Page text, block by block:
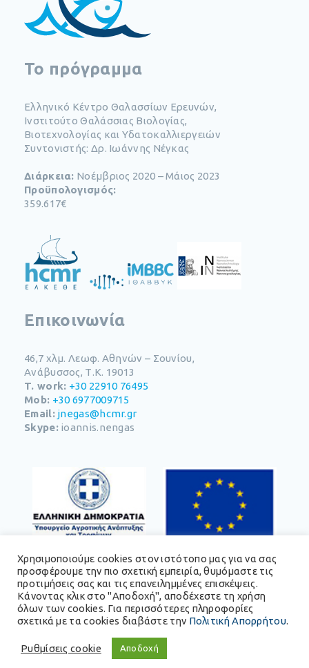
To πρόγραμμα
Ελληνικό Κέντρο Θαλασσίων Ερευνών,
Ινστιτούτο Θαλάσσιας Βιολογίας,
Βιοτεχνολογίας και Υδατοκαλλιεργειών
Συντονιστής: Δρ. Ιωάννης Νέγκας
Διάρκεια: Νοέμβριος 2020 – Μάιος 2023
Προϋπολογισμός:
359.617€
Επικοινωνία
46,7 χλμ. Λεωφ. Αθηνών – Σουνίου​,
Ανάβυσσος, Τ.Κ. 19013
T. work: +30 22910 76495
Mob: +30 6977009715
Email: jnegas@hcmr.gr
Skype:ioannis.nengas
Χρησιμοποιούμε cookies στον ιστότοπο μας για να σας
προσφέρουμε την πιο σχετική εμπειρία, θυμόμαστε τις
προτιμήσεις σας και τις επανειλημμένες επισκέψεις.
Κάνοντας κλικ στο "Αποδοχή", αποδέχεστε τη χρήση
όλων των cookies. Για περισσότερες πληροφορίες
σχετικά με τα cookies διαβάστε την Πολιτική Απορρήτου.
Ρυθμίσεις cookie Αποδοχή